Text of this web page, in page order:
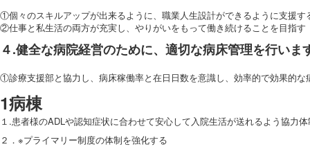
①個々のスキルアップが出来るように、職業人生設計ができるように支援す
②仕事と私生活の両方が充実し、やりがいをもって働き続けることを目指す
４.健全な病院経営のために、適切な病床管理を行いま
①診療支援部と協力し、病床稼働率と在日日数を意識し、効率的で効果的な
1病棟
１.患者様のADLや認知症状に合わせて安心して入院生活が送れるよう
２．※プライマリー制度の体制を強化する